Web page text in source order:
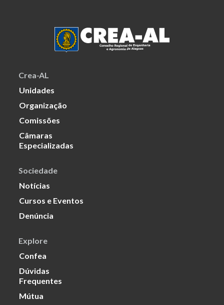
Crea-AL
Unidades
Organização
Comissões
Câmaras
Especializadas
Sociedade
Notícias
Cursos e Eventos
Denúncia
Explore
Confea
Dúvidas
Frequentes
Mútua